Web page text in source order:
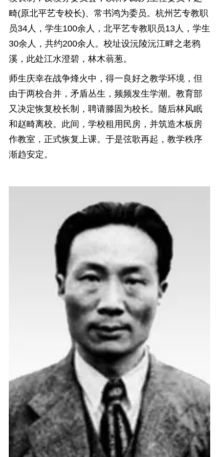
畸(原北平艺专校长)、常书鸿为委员。杭州艺专教职
员34人，学生100余人，北平艺专教职员13人，学生
30余人，共约200余人。校址设沅陵沅江畔之老鸦
溪，此处江水澄碧，林木蓊葱。
师生庆幸在战争烽火中，得一良好之教学环境，但
由于两校合并，矛盾丛生，频频发生学潮。教育部
又决定恢复校长制，聘请滕固为校长。随后林风眠
和赵畸离校。此间，学校租用民房，并筑造木板房
作教室，正式恢复上课。于是弦歌再起，教学秩序
渐趋安定。